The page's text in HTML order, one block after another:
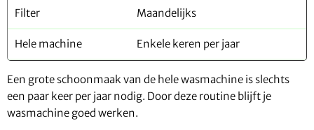
Filter Maandelijks
Hele machine Enkele keren per jaar
Een grote schoonmaak van de hele wasmachine is slechts
een paar keer per jaar nodig. Door deze routine blijft je
wasmachine goed werken.